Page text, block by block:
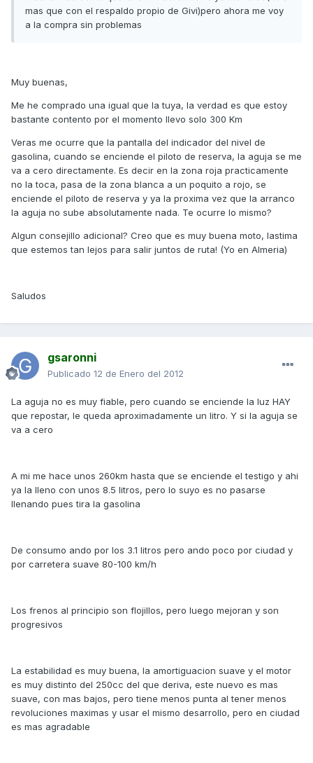
mas que con el respaldo propio de Givi)pero ahora me voy
a la compra sin problemas
Muy buenas,
Me he comprado una igual que la tuya, la verdad es que estoy
bastante contento por el momento llevo solo 300 Km
Veras me ocurre que la pantalla del indicador del nivel de
gasolina, cuando se enciende el piloto de reserva, la aguja se me
va a cero directamente. Es decir en la zona roja practicamente
no la toca, pasa de la zona blanca a un poquito a rojo, se
enciende el piloto de reserva y ya la proxima vez que la arranco
la aguja no sube absolutamente nada. Te ocurre lo mismo?
Algun consejillo adicional? Creo que es muy buena moto, lastima
que estemos tan lejos para salir juntos de ruta! (Yo en Almeria)
Saludos
gsaronni
Publicado 12 de Enero del 2012
La aguja no es muy fiable, pero cuando se enciende la luz HAY
que repostar, le queda aproximadamente un litro. Y si la aguja se
va a cero
A mi me hace unos 260km hasta que se enciende el testigo y ahi
ya la lleno con unos 8.5 litros, pero lo suyo es no pasarse
llenando pues tira la gasolina
De consumo ando por los 3.1 litros pero ando poco por ciudad y
por carretera suave 80-100 km/h
Los frenos al principio son flojillos, pero luego mejoran y son
progresivos
La estabilidad es muy buena, la amortiguacion suave y el motor
es muy distinto del 250cc del que deriva, este nuevo es mas
suave, con mas bajos, pero tiene menos punta al tener menos
revoluciones maximas y usar el mismo desarrollo, pero en ciudad
es mas agradable